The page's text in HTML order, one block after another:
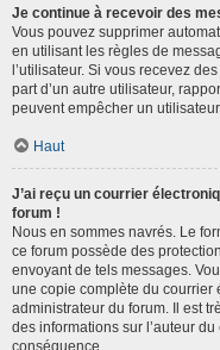
Je continue à recevoir des
Vous pouvez supprimer
en utilisant les règles de
l’utilisateur. Si vous recevez
part d’un autre utilisateur,
peuvent empêcher un
Haut
J’ai reçu un courrier
forum !
Nous en sommes navrés. Le
ce forum possède des
envoyant de tels messages.
une copie complète du courrier
administrateur du forum. Il est
des informations sur l’auteur
conséquence.